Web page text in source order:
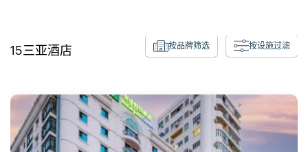
15三亚酒店 按品牌筛选 按设施过滤